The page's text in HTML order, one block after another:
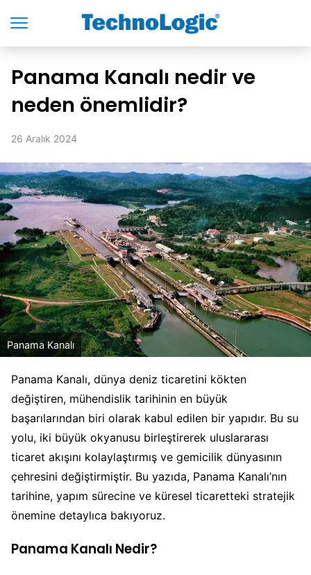
Panama Kanalı nedir ve
neden önemlidir?
26 Aralık 2024
Panama Kanalı
Panama Kanalı, dünya deniz ticaretini kökten
değiştiren, mühendislik tarihinin en büyük
başarılarından biri olarak kabul edilen bir yapıdır. Bu su
yolu, iki büyük okyanusu birleştirerek uluslararası
ticaret akışını kolaylaştırmış ve gemicilik dünyasının
çehresini değiştirmiştir. Bu yazıda, Panama Kanalı’nın
tarihine, yapım sürecine ve küresel ticaretteki stratejik
önemine detaylıca bakıyoruz.
Panama Kanalı Nedir?